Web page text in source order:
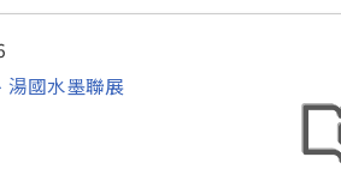
湯國水墨聯展